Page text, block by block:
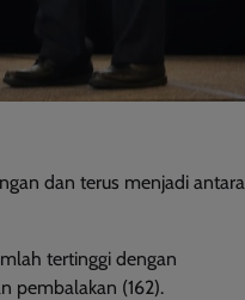
dan terus menjadi antara
tertinggi dengan
pembalakan (162).